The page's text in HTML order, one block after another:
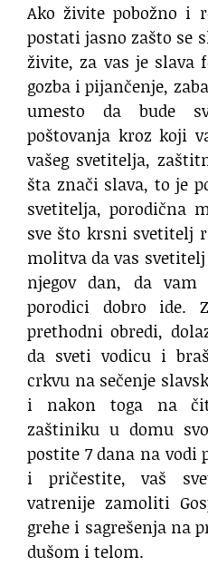
Ako živite pobožno i
postati jasno zašto se
živite, za vas je slava
gozba i pijančenje,
umesto da bude
poštovanja kroz koji
vašeg svetitelja,
šta znači slava, to je
svetitelja, porodična
sve što krsni svetitelj
molitva da vas
njegov dan, da
porodici dobro ide.
prethodni obredi,
da sveti vodicu i
crkvu na sečenje
i nakon toga na
zaštiniku u domu
postite 7 dana na vodi
i pričestite, vaš
vatrenije zamoliti
grehe i sagrešenja na
dušom i telom.